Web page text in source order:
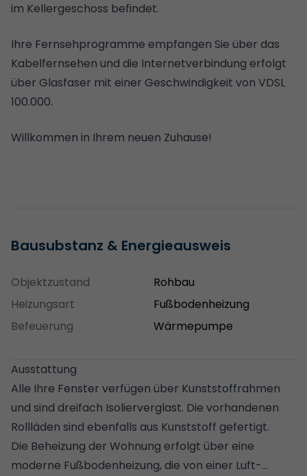
im Kellergeschoss befindet.
Ihre Fernsehprogramme empfangen Sie über das
Kabelfernsehen und die Internetverbindung erfolgt
über Glasfaser mit einer Geschwindigkeit von VDSL
100.000.
Willkommen in Ihrem neuen Zuhause!
Bausubstanz & Energieausweis
Objektzustand
Rohbau
Heizungsart
Fußbodenheizung
Befeuerung
Wärmepumpe
Ausstattung
Alle Ihre Fenster verfügen über Kunststoffrahmen
und sind dreifach Isolierverglast. Die vorhandenen
Rollläden sind ebenfalls aus Kunststoff gefertigt.
Die Beheizung der Wohnung erfolgt über eine
moderne Fußbodenheizung, die von einer Luft-